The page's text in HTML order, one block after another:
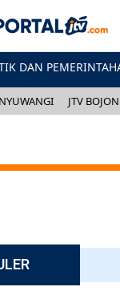
DAN
JTV